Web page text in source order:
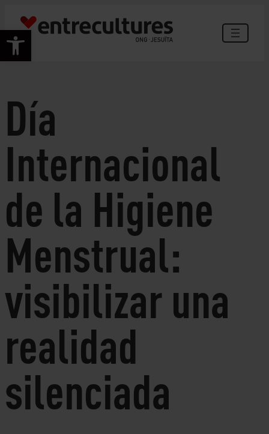
Obre la barra d'eines
contingut
Día
Internacional
de la Higiene
Menstrual:
visibilizar una
realidad
silenciada